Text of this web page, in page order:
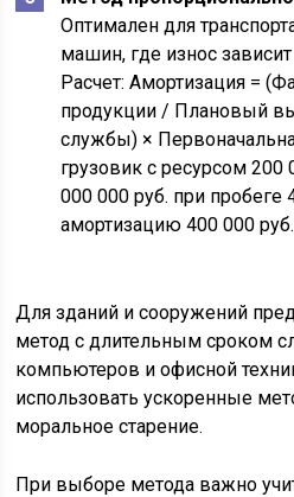
Оптимален для
машин, где износ
Расчет: Амортизация =
продукции / Плановый
службы) ×
грузовик с ресурсом
000 000 руб. при пробеге
амортизацию 400 000 руб.
Для зданий и сооружений
метод с длительным сроком
компьютеров и офисной
использовать ускоренные
моральное старение.
При выборе метода важно